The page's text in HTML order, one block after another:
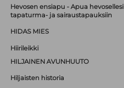
Hevosen ensiapu - Apua hevosellesi
tapaturma- ja sairaustapauksiin
HIDAS MIES
Hiirileikki
HILJAINEN AVUNHUUTO
Hiljaisten historia